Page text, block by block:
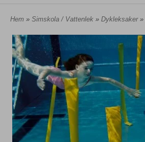
Hem » Simskola / Vattenlek » Dykleksaker »